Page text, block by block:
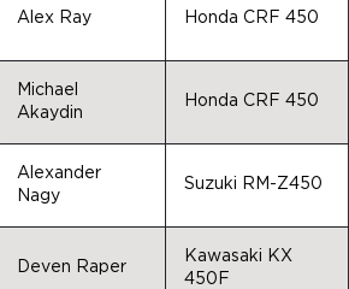
Alex Ray Honda CRF 450
Michael
Akaydin
Honda CRF 450
Alexander
Nagy
Suzuki RM-Z450
Deven Raper
Kawasaki KX
450F